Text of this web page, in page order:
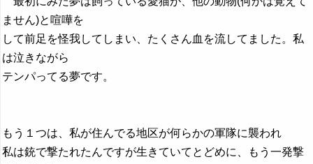
ません)と喧嘩を
して前足を怪我してしまい、たくさん血を流してました。私
は泣きながら
テンパってる夢です。
もう１つは、私が住んでる地区が何らかの軍隊に襲われ
私は銃で撃たれたんですが生きていてとどめに、もう一発撃